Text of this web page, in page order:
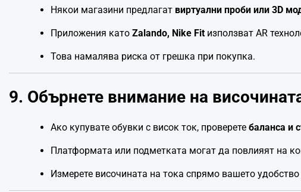
Някои магазини предлагат виртуални проби или 3D
Приложения като Zalando, Nike Fit използват AR
Това намалява риска от грешка при покупка.
9. Обърнете внимание на
Ако купувате обувки с висок ток, проверете баланса и
Платформата или подметката могат да повлияят на
Измерете височината на тока спрямо вашето